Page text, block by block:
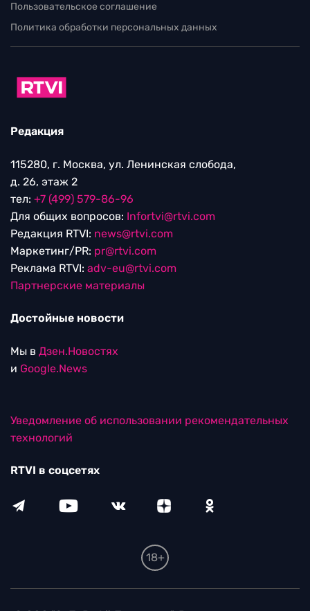
Пользовательское соглашение
Политика обработки персональных данных
Редакция
115280, г. Москва, ул. Ленинская слобода,
д. 26, этаж 2
тел: +7 (499) 579-86-96
Для общих вопросов: Infortvi@rtvi.com
Редакция RTVI: news@rtvi.com
Маркетинг/PR: pr@rtvi.com
Реклама RTVI: adv-eu@rtvi.com
Партнерские материалы
Достойные новости
Мы в Дзен.Новостях
и Google.News
Уведомление об использовании рекомендательных
технологий
RTVI в соцсетях
18+